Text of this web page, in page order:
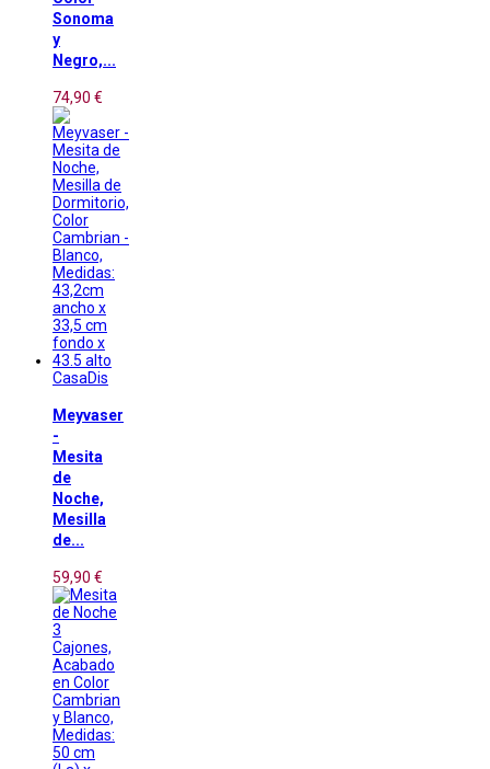
Sonoma
y
Negro,...
74,90 €
CasaDis
Meyvaser
-
Mesita
de
Noche,
Mesilla
de...
59,90 €